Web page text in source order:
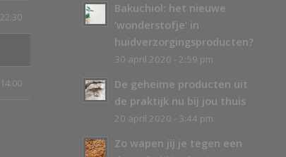
22:30
14:00
Bakuchiol: het nieuwe
‘wonderstofje’ in
huidverzorgingsproducten?
30 april 2020 - 2:59 pm
De geheime producten uit
de praktijk nu bij jou thuis
20 april 2020 - 3:44 pm
Zo wapen jij je tegen een